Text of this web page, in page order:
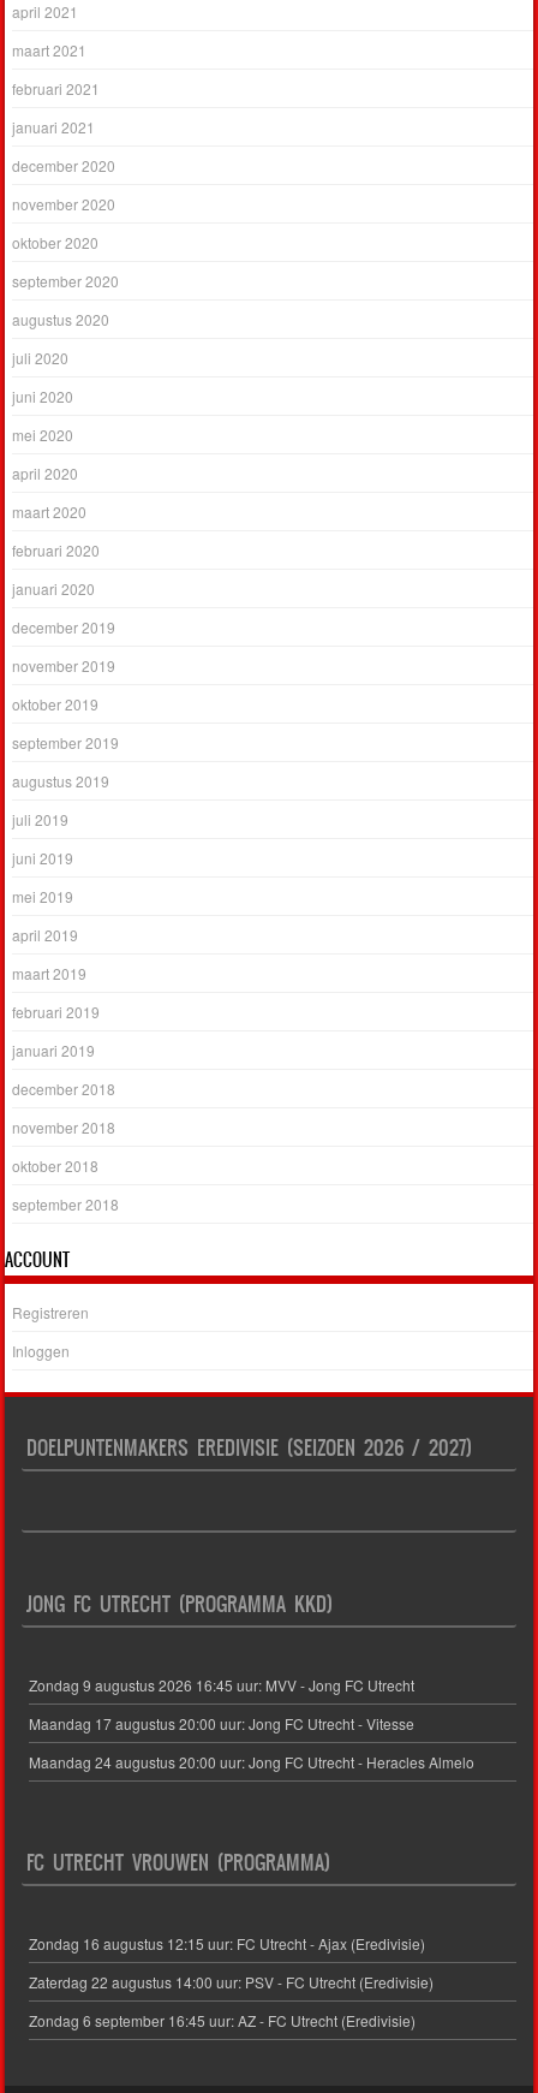
april 2021
maart 2021
februari 2021
januari 2021
december 2020
november 2020
oktober 2020
september 2020
augustus 2020
juli 2020
juni 2020
mei 2020
april 2020
maart 2020
februari 2020
januari 2020
december 2019
november 2019
oktober 2019
september 2019
augustus 2019
juli 2019
juni 2019
mei 2019
april 2019
maart 2019
februari 2019
januari 2019
december 2018
november 2018
oktober 2018
september 2018
ACCOUNT
Registreren
Inloggen
DOELPUNTENMAKERS EREDIVISIE (SEIZOEN 2026 / 2027)
JONG FC UTRECHT (PROGRAMMA KKD)
Zondag 9 augustus 2026 16:45 uur: MVV - Jong FC Utrecht
Maandag 17 augustus 20:00 uur: Jong FC Utrecht - Vitesse
Maandag 24 augustus 20:00 uur: Jong FC Utrecht - Heracles Almelo
FC UTRECHT VROUWEN (PROGRAMMA)
Zondag 16 augustus 12:15 uur: FC Utrecht - Ajax (Eredivisie)
Zaterdag 22 augustus 14:00 uur: PSV - FC Utrecht (Eredivisie)
Zondag 6 september 16:45 uur: AZ - FC Utrecht (Eredivisie)